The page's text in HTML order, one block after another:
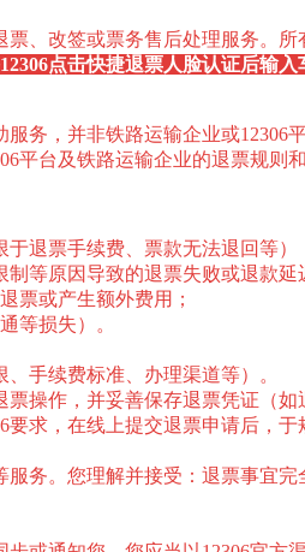
、改签或票务售后处理服务。
点击快捷退票人脸认证后输入
务，并非铁路运输企业或
平台及铁路运输企业的退票规则和
退票手续费、票款无法退回等）
等原因导致的退票失败或退款延
票或产生额外费用；
等损失）。
手续费标准、办理渠道等）。
操作，并妥善保存退票凭证（如
求，在线上提交退票申请后，于
务。您理解并接受：退票事宜